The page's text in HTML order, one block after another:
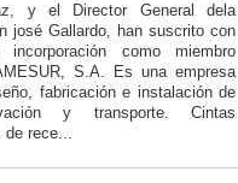
y el Director General dela
josé Gallardo, han suscrito con
como miembro
S.A. Es una empresa
fabricación e instalación de
y transporte. Cintas
de rece...